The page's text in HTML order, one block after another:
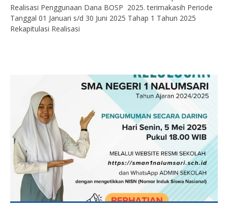
Realisasi Penggunaan Dana BOSP 2025. terimakasih Periode
Tanggal 01 Januari s/d 30 Juni 2025 Tahap 1 Tahun 2025
Rekapitulasi Realisasi